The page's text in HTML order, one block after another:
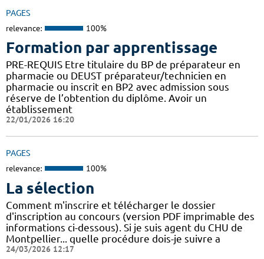
PAGES
relevance: 100%
Formation par apprentissage
PRE-REQUIS Etre titulaire du BP de préparateur en
pharmacie ou DEUST préparateur/technicien en
pharmacie ou inscrit en BP2 avec admission sous
réserve de l’obtention du diplôme. Avoir un
établissement
22/01/2026 16:20
PAGES
relevance: 100%
La sélection
Comment m'inscrire et télécharger le dossier
d'inscription au concours (version PDF imprimable des
informations ci-dessous). Si je suis agent du CHU de
Montpellier... quelle procédure dois-je suivre a
24/03/2026 12:17